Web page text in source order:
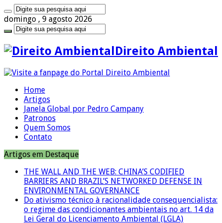
domingo , 9 agosto 2026
Direito Ambiental
Home
Artigos
Janela Global por Pedro Campany
Patronos
Quem Somos
Contato
Artigos em Destaque
THE WALL AND THE WEB: CHINA’S CODIFIED
BARRIERS AND BRAZIL’S NETWORKED DEFENSE IN
ENVIRONMENTAL GOVERNANCE
Do ativismo técnico à racionalidade consequencialista:
o regime das condicionantes ambientais no art. 14 da
Lei Geral do Licenciamento Ambiental (LGLA)